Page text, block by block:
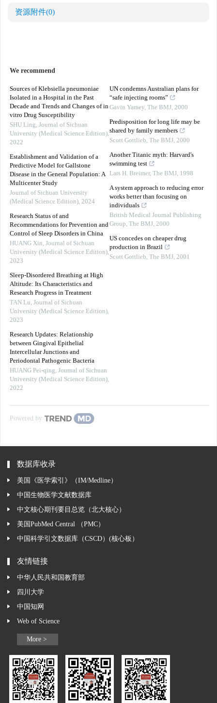
资源附件(0)
We recommend
Sources of Klebsiella pneumoniae
Isolated in a Hospital in the Past
Decade and Trends and Changes of in
vitro Drug Susceptibility
SHU Ling, Journal of Sichuan
University (Medical Science Edition),
2022
Establishment and Validation of a
Predictive Model for Gallstone
Disease in the General Population: A
Multicenter Study
Journal of Sichuan University
(Medical Science Edition), 2024
Research Status of and
Recommendations for Prevention and
Control of Sleep Disorders in China
HUANG Xin, Journal of Sichuan
University (Medical Science Edition),
2023
Sleep-Disordered Breathing at High
Altitude: Its Characteristics and
Research Progress in Treatment
TAN Lu, Journal of Sichuan
University (Medical Science Edition),
2023
Research Updates: Relationship
between Gingival Epithelial
Intercellular Junctions and
Periodontal Pathogenic Bacteria
HUANG Pei-qing, Journal of Sichuan
University (Medical Science Edition),
2022
UN condemns Australian plans for
“safe injecting rooms”
Gavin Yamey, The BMJ, 2000
Predisposition for long life may be
shared by family members
Scott Gottlieb, The BMJ, 2000
Another Titanic myth: Harvard's
swimming test
Lars H. Breimer, The BMJ, 1998
A system approach to reducing error
works better than focusing on
individuals
British Medical Journal Publishing
Group, The BMJ, 2000
US concedes on cheaper drug
production in Brazil
Scott Gottlieb, The BMJ, 2001
Powered by
数据库收录
美国《医学索引》（IM/Medline）
中国生物医学文献数据库
中文核心期刊要目总览（北大核心）
美国PubMed Central （PMC）
中国科学引文数据库（CSCD）(核心板）
友情链接
中华人民共和国教育部
四川大学
中国知网
Web of Science
More >